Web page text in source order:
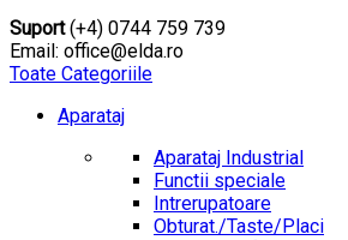
Suport(+4) 0744 759 739
Email: office@elda.ro
Toate Categoriile
Aparataj
Aparataj Industrial
Functii speciale
Intrerupatoare
Obturat./Taste/Placi